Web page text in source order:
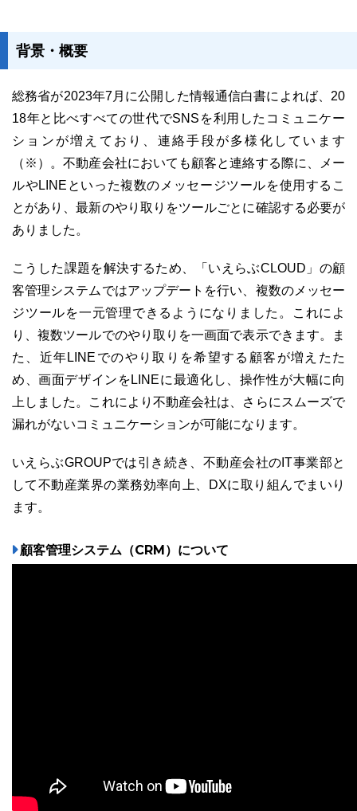
ニュース一覧 お役立ちブログ
サービス一覧
03-6689-1791
背景・概要
総務省が2023年7月に公開した情報通信白書によれば、20
18年と比べすべての世代でSNSを利用したコミュニケー
ションが増えており、連絡手段が多様化しています
（※）。不動産会社においても顧客と連絡する際に、メー
ルやLINEといった複数のメッセージツールを使用するこ
とがあり、最新のやり取りをツールごとに確認する必要が
ありました。
こうした課題を解決するため、「いえらぶCLOUD」の顧
客管理システムではアップデートを行い、複数のメッセー
ジツールを一元管理できるようになりました。これによ
り、複数ツールでのやり取りを一画面で表示できます。ま
た、近年LINEでのやり取りを希望する顧客が増えたた
め、画面デザインをLINEに最適化し、操作性が大幅に向
上しました。これにより不動産会社は、さらにスムーズで
漏れがないコミュニケーションが可能になります。
いえらぶGROUPでは引き続き、不動産会社のIT事業部と
して不動産業界の業務効率向上、DXに取り組んでまいり
ます。
顧客管理システム（CRM）について